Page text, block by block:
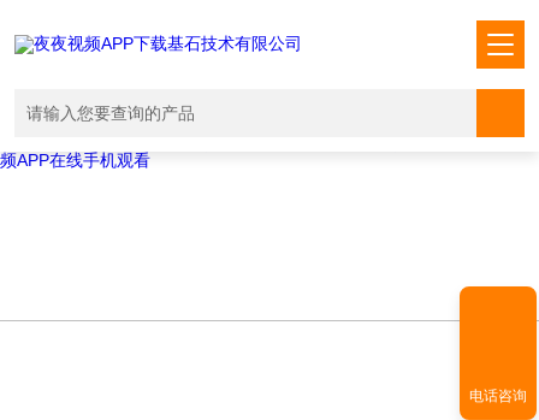
/www/wwwroot/T1.COM/func.phpon line
file_put_contents(./cachefile_yuan/shendoushi.net/cache/a7/ae343/
failed to open stream: No such file or directory in
/www/wwwroot/T1.COM/func.php
夜夜视频APP下载,夜夜爽视频APP看片,夜夜夜风流视频下载APP,夜夜视
频APP在线手机观看
电话咨询